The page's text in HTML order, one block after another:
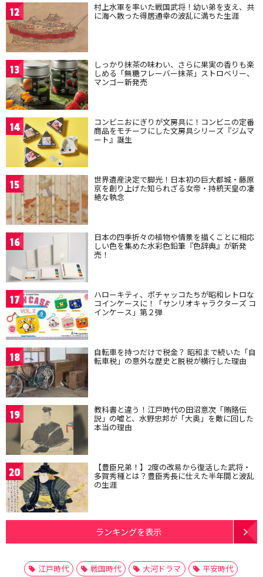
12 村上水軍を率いた戦国武将！幼い弟を支え、共
に海へ散った得居通幸の波乱に満ちた生涯
13 しっかり抹茶の味わい、さらに果実の香りも楽
しめる「無糖フレーバー抹茶」ストロベリー、
マンゴー新発売
14 コンビニおにぎりが文房具に！コンビニの定番
商品をモチーフにした文房具シリーズ『ジムマ
ート』誕生
15 世界遺産決定で脚光！日本初の巨大都城・藤原
京を創り上げた知られざる女帝・持統天皇の凄
絶な執念
16 日本の四季折々の植物や情景を描くことに相応
しい色を集めた水彩色鉛筆『色辞典』が新発
売！
17 ハローキティ、ポチャッコたちが昭和レトロな
コインケースに！「サンリオキャラクターズ コ
インケース」第２弾
18 自転車を持つだけで税金？ 昭和まで続いた「自
転車税」の意外な歴史と脱税が横行した理由
19 教科書と違う！江戸時代の田沼意次「賄賂伝
説」の嘘と、水野忠邦が「大奥」を敵に回した
本当の理由
20 【豊臣兄弟！】2度の改易から復活した武将・
多賀秀種とは？豊臣秀長に仕えた半年間と波乱
の生涯
ランキングを表示
江戸時代 戦国時代 大河ドラマ
平安時代